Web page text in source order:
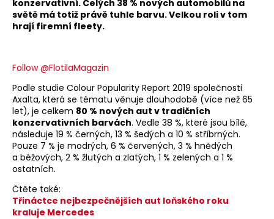
konzervativní. Celých 38 % nových automobilů na
světě má totiž právě tuhle barvu. Velkou roli v tom
hrají firemní fleety.
Follow @FlotilaMagazin
Podle studie Colour Popularity Report 2019 společnosti
Axalta, která se tématu věnuje dlouhodobě (více než 65
let), je celkem 80 % nových aut v tradičních
konzervativních barvách. Vedle 38 %, které jsou bílé,
následuje 19 % černých, 13 % šedých a 10 % stříbrných.
Pouze 7 % je modrých, 6 % červených, 3 % hnědých
a béžových, 2 % žlutých a zlatých, 1 % zelených a 1 %
ostatních.
Čtěte také:
Třináctce nejbezpečnějších aut loňského roku
kraluje Mercedes